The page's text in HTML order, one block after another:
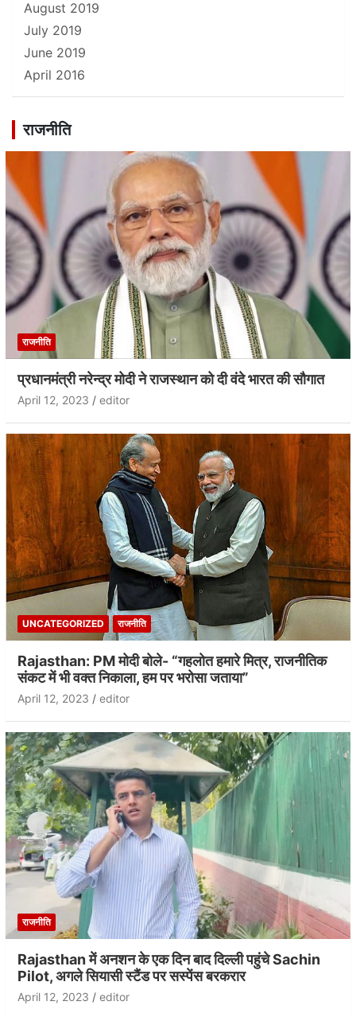
August 2019
July 2019
June 2019
April 2016
राजनीति
राजनीति
प्रधानमंत्री नरेन्द्र मोदी ने राजस्थान को दी वंदे भारत की सौगात
April 12, 2023 editor
UNCATEGORIZED राजनीति
Rajasthan: PM मोदी बोले- “गहलोत हमारे मित्र, राजनीतिक
संकट में भी वक्त निकाला, हम पर भरोसा जताया”
April 12, 2023 editor
राजनीति
Rajasthan में अनशन के एक दिन बाद दिल्ली पहुंचे Sachin
Pilot, अगले सियासी स्टैंड पर सस्पेंस बरकरार
April 12, 2023 editor